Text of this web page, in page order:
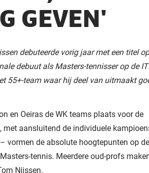
GEVEN'
debuteerde vorig jaar met een titel
debuut als Masters-tennisser op de
55+-team waar hij deel van uitmaakt
en Oeiras de WK teams plaats voor de
met aansluitend de individuele
vormen de absolute hoogtepunten op de
tennis. Meerdere oud-profs
Nijssen.